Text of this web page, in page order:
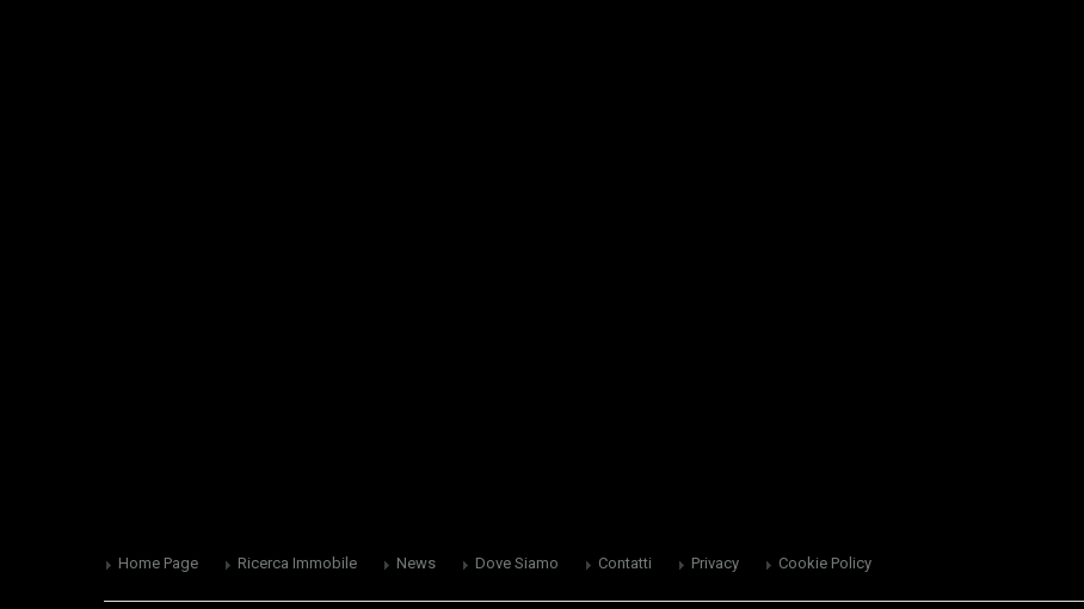
Home Page Ricerca Immobile News Dove Siamo Contatti Privacy Cookie Policy